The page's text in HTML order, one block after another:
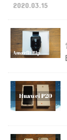
2020.03.15